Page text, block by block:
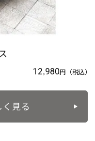
12,980円 （税込）
見る